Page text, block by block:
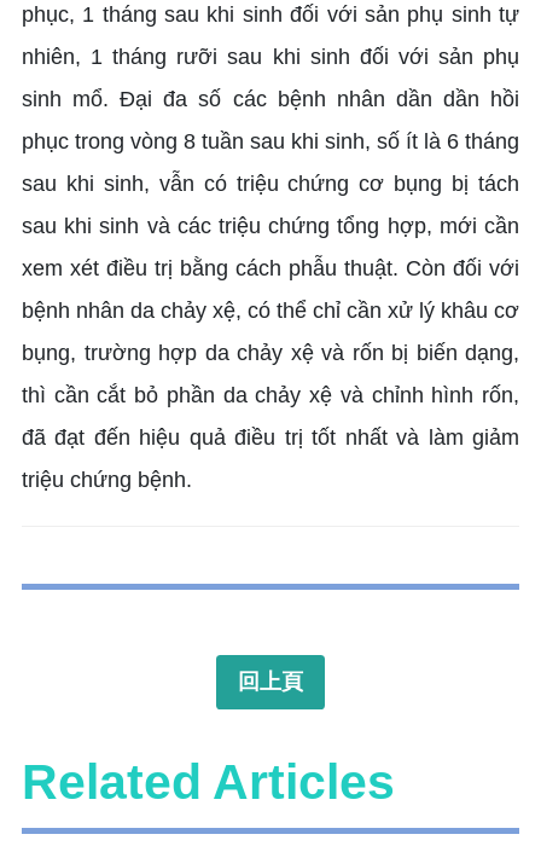
phục, 1 tháng sau khi sinh đối với sản phụ sinh tự
nhiên, 1 tháng rưỡi sau khi sinh đối với sản phụ
sinh mổ. Đại đa số các bệnh nhân dần dần hồi
phục trong vòng 8 tuần sau khi sinh, số ít là 6 tháng
sau khi sinh, vẫn có triệu chứng cơ bụng bị tách
sau khi sinh và các triệu chứng tổng hợp, mới cần
xem xét điều trị bằng cách phẫu thuật. Còn đối với
bệnh nhân da chảy xệ, có thể chỉ cần xử lý khâu cơ
bụng, trường hợp da chảy xệ và rốn bị biến dạng,
thì cần cắt bỏ phần da chảy xệ và chỉnh hình rốn,
đã đạt đến hiệu quả điều trị tốt nhất và làm giảm
triệu chứng bệnh.
回上頁
Related Articles